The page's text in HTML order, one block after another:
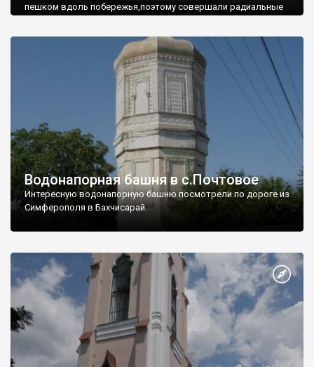
пешком вдоль побережья,поэтому совершали радиальные
Водонапорная башня в с.Почтовое
Интересную водонапорную башню посмотрели по дороге из
Симферополя в Бахчисарай.